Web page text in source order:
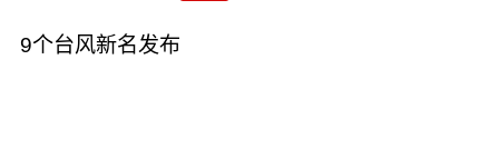
9个台风新名发布